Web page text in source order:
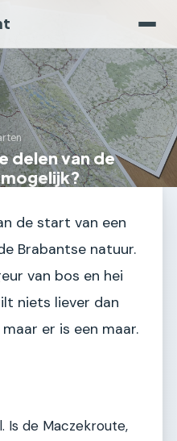
delen van de
de start van een
Brabantse natuur.
van bos en hei
niets liever dan
er is een maar.
Is de Maczekroute,